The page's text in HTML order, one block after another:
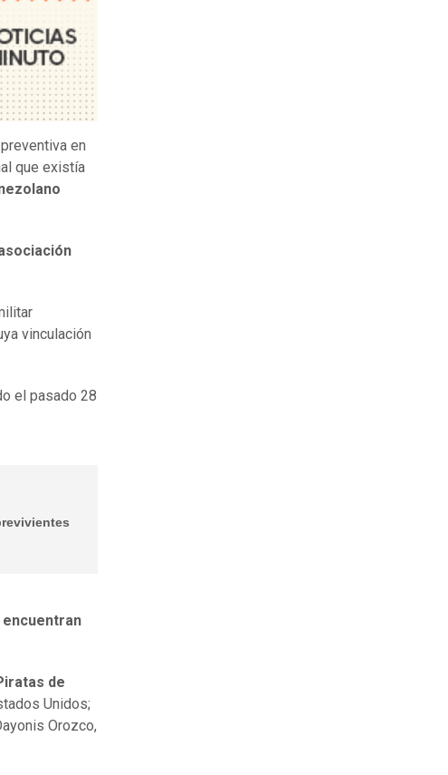
en
que existía
vinculación
el pasado 28
encuentran
de
Unidos;
Orozco,